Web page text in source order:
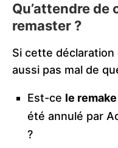
Qu’attendre de
remaster ?
Si cette
aussi pas mal de
Est-ce le
été annulé par
?